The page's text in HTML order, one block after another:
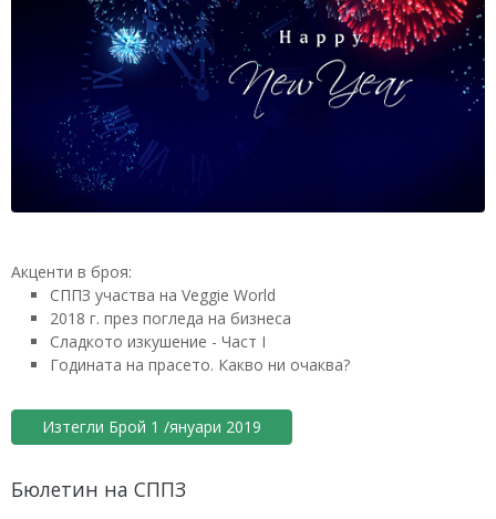
Акценти в броя:
СППЗ участва на Veggie World
2018 г. през погледа на бизнеса
Сладкото изкушение - Част I
Годината на прасето. Какво ни очаква?
Изтегли Брой 1 /януари 2019
Бюлетин на СППЗ